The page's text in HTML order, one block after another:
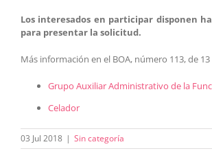
Los interesados en participar disponen
para presentar la solicitud.
Más información en el BOA, número 113, de
Grupo Auxiliar Administrativo de la
Celador
03 Jul 2018 | Sin categoría